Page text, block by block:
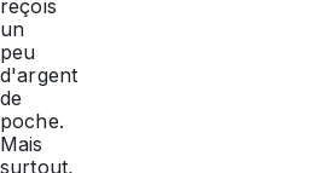
reçois
un
peu
d'argent
de
poche.
Mais
surtout,